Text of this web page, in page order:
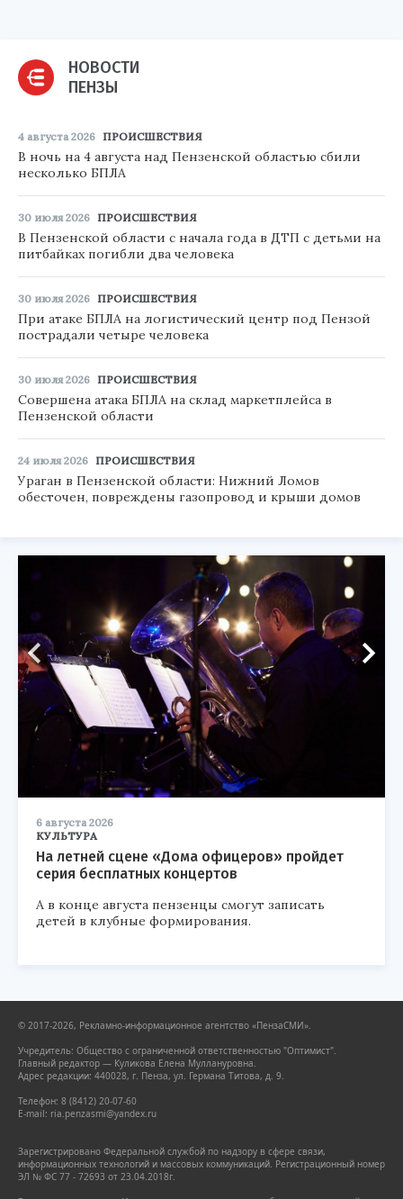
НОВОСТИ
ПЕНЗЫ
4 августа 2026 ПРОИСШЕСТВИЯ
В ночь на 4 августа над Пензенской областью сбили
несколько БПЛА
30 июля 2026 ПРОИСШЕСТВИЯ
В Пензенской области с начала года в ДТП с детьми на
питбайках погибли два человека
30 июля 2026 ПРОИСШЕСТВИЯ
При атаке БПЛА на логистический центр под Пензой
пострадали четыре человека
30 июля 2026 ПРОИСШЕСТВИЯ
Совершена атака БПЛА на склад маркетплейса в
Пензенской области
24 июля 2026 ПРОИСШЕСТВИЯ
Ураган в Пензенской области: Нижний Ломов
обесточен, повреждены газопровод и крыши домов
6 августа 2026
КУЛЬТУРА
На летней сцене «Дома офицеров» пройдет
серия бесплатных концертов
А в конце августа пензенцы смогут записать
детей в клубные формирования.
© 2017-2026, Рекламно-информационное агентство «ПензаСМИ».
Учредитель: Общество с ограниченной ответственностью "Оптимист".
Главный редактор — Куликова Елена Муллануровна.
Адрес редакции: 440028, г. Пенза, ул. Германа Титова, д. 9.
Телефон: 8 (8412) 20-07-60
E-mail: ria.penzasmi@yandex.ru
Зарегистрировано Федеральной службой по надзору в сфере связи,
информационных технологий и массовых коммуникаций. Регистрационный номер
ЭЛ № ФС 77 - 72693 от 23.04.2018г.